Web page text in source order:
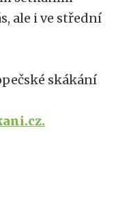
ale i ve střední
skákání